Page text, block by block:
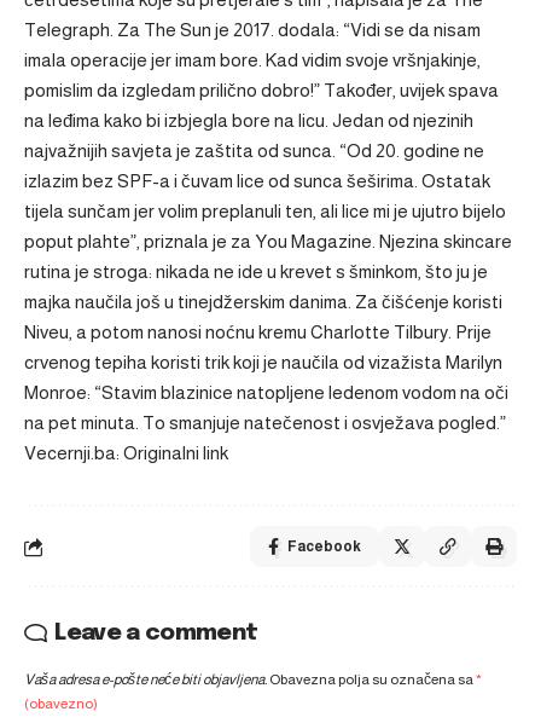
Telegraph. Za The Sun je 2017. dodala: “Vidi se da nisam
imala operacije jer imam bore. Kad vidim svoje vršnjakinje,
pomislim da izgledam prilično dobro!” Također, uvijek spava
na leđima kako bi izbjegla bore na licu. Jedan od njezinih
najvažnijih savjeta je zaštita od sunca. “Od 20. godine ne
izlazim bez SPF-a i čuvam lice od sunca šeširima. Ostatak
tijela sunčam jer volim preplanuli ten, ali lice mi je ujutro bijelo
poput plahte”, priznala je za You Magazine. Njezina skincare
rutina je stroga: nikada ne ide u krevet s šminkom, što ju je
majka naučila još u tinejdžerskim danima. Za čišćenje koristi
Niveu, a potom nanosi noćnu kremu Charlotte Tilbury. Prije
crvenog tepiha koristi trik koji je naučila od vizažista Marilyn
Monroe: “Stavim blazinice natopljene ledenom vodom na oči
na pet minuta. To smanjuje natečenost i osvježava pogled.”
Vecernji.ba: Originalni link
Facebook
Leave a comment
Vaša adresa e-pošte neće biti objavljena. Obavezna polja su označena sa*
(obavezno)